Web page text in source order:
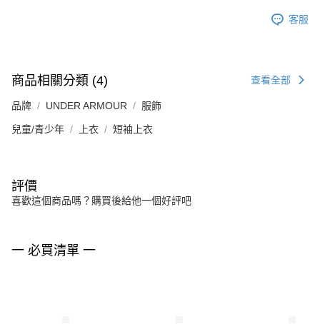
客服
商品相關分類 (4) 查看全部
品牌 UNDER ARMOUR 服飾
兒童/青少年 上衣 短袖上衣
評價
喜歡這個商品嗎？購買後給他一個好評吧
一 必買清單 一